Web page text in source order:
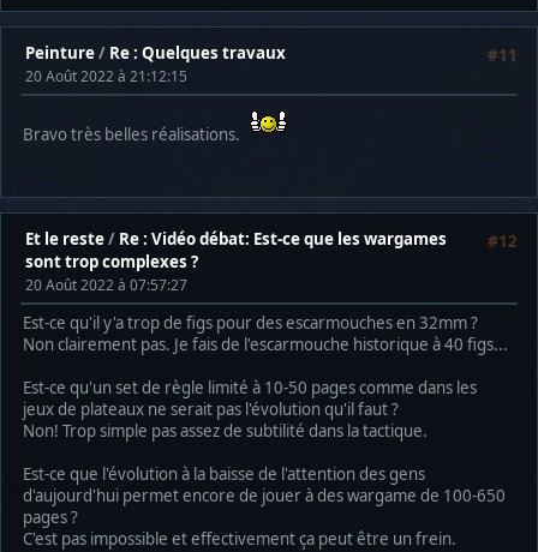
#11
Peinture/ Re : Quelques travaux
20 Août 2022 à 21:12:15
Bravo très belles réalisations.
#12
Et le reste/ Re : Vidéo débat: Est-ce que les wargames
sont trop complexes ?
20 Août 2022 à 07:57:27
Est-ce qu'il y'a trop de figs pour des escarmouches en 32mm ?
Non clairement pas. Je fais de l'escarmouche historique à 40 figs...
Est-ce qu'un set de règle limité à 10-50 pages comme dans les
jeux de plateaux ne serait pas l'évolution qu'il faut ?
Non! Trop simple pas assez de subtilité dans la tactique.
Est-ce que l'évolution à la baisse de l'attention des gens
d'aujourd'hui permet encore de jouer à des wargame de 100-650
pages ?
C'est pas impossible et effectivement ça peut être un frein.